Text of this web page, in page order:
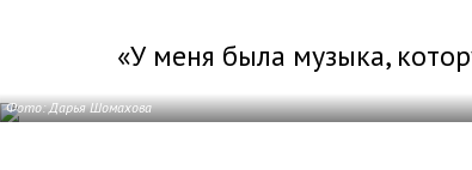
«У меня была музыка,
Фото: Дарья Шомахова